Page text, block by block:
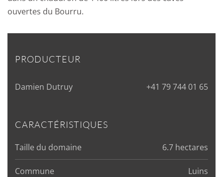
ouvertes du Bourru.
PRODUCTEUR
Damien Dutruy +41 79 744 01 65
CARACTÉRISTIQUES
Taille du domaine 6.7 hectares
Commune Luins